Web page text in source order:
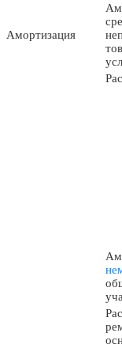
Амортизация